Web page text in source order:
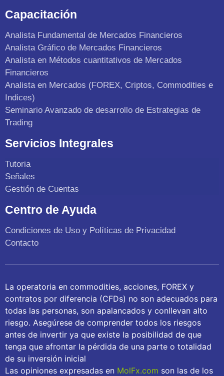
Capacitación
Analista Fundamental de Mercados Financieros
Analista Gráfico de Mercados Financieros
Analista en Métodos cuantitativos de Mercados
Financieros
Analista en Mercados (FOREX, Criptos, Commodities e
Indices)
Seminario Avanzado de desarrollo de Estrategias de
Trading
Servicios Integrales
Tutoria
Señales
Gestión de Cuentas
Centro de Ayuda
Condiciones de Uso y Políticas de Privacidad
Contacto
La operatoria en commodities, acciones, FOREX y
contratos por diferencia (CFDs) no son adecuados para
todas las personas, son apalancados y conllevan alto
riesgo. Asegúrese de comprender todos los riesgos
antes de invertir ya que existe la posibilidad de que
tenga que afrontar la pérdida de una parte o totalidad
de su inversión inicial
Las opiniones expresadas en MolFx.com son las de los